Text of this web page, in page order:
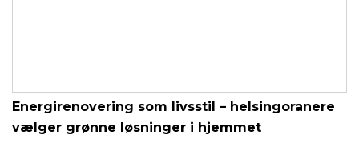
Energirenovering som livsstil – helsingoranere
vælger grønne løsninger i hjemmet